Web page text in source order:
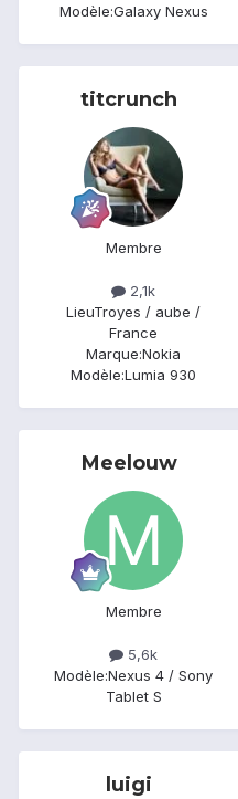
Modèle:Galaxy Nexus
titcrunch
Membre
2,1k
LieuTroyes / aube /
France
Marque:Nokia
Modèle:Lumia 930
Meelouw
Membre
5,6k
Modèle:Nexus 4 / Sony
Tablet S
luigi